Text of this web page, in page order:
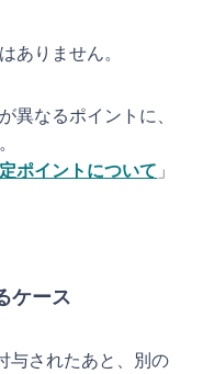
ありません。
異なるポイントに、
ポイントについて 」
ケース
与されたあと、別の